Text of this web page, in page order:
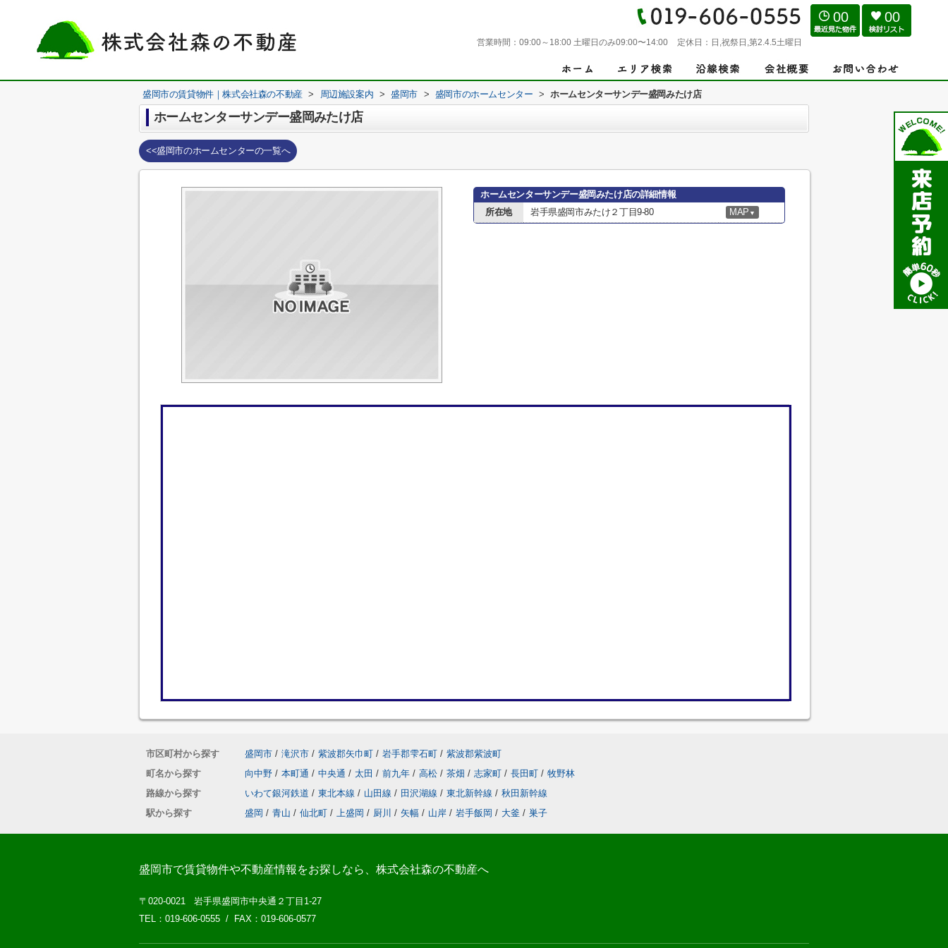
営業時間： 09:00～18:00 土曜日のみ09:00〜14:00 定休日： 日,祝祭日,第2.4.5土曜日
00 00
盛岡市の賃貸物件｜株式会社森の不動産 > 周辺施設案内 > 盛岡市 > 盛岡市のホームセンター > ホームセンターサンデー盛岡みたけ店
ホームセンターサンデー盛岡みたけ店
<<盛岡市のホームセンターの一覧へ
ホームセンターサンデー盛岡みたけ店の詳細情報
所在地
岩手県盛岡市みたけ２丁目9-80 MAP ▼
市区町村から探す 盛岡市 / 滝沢市 / 紫波郡矢巾町 / 岩手郡雫石町 / 紫波郡紫波町
町名から探す
向中野 / 本町通 / 中央通 / 太田 / 前九年 / 高松 / 茶畑 / 志家町 / 長田町 / 牧野林
路線から探す
いわて銀河鉄道 / 東北本線 / 山田線 / 田沢湖線 / 東北新幹線 / 秋田新幹線
駅から探す
盛岡 / 青山 / 仙北町 / 上盛岡 / 厨川 / 矢幅 / 山岸 / 岩手飯岡 / 大釜 / 巣子
盛岡市で賃貸物件や不動産情報をお探しなら、株式会社森の不動産へ
〒020-0021 岩手県盛岡市中央通２丁目1-27
TEL：019-606-0555 / FAX：019-606-0577